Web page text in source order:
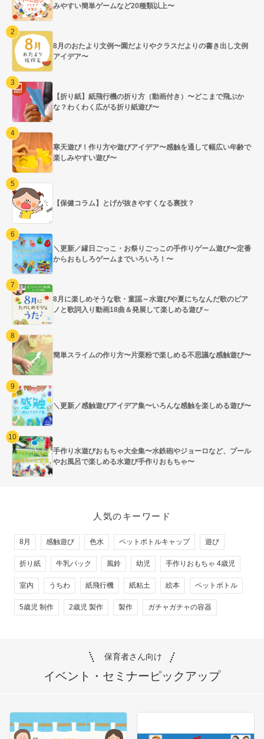
みやすい簡単ゲームなど20種類以上〜
8月のおたより文例〜園だよりやクラスだよりの書き出し文例
アイデア〜
【折り紙】紙飛行機の折り方（動画付き）〜どこまで飛ぶか
な？わくわく広がる折り紙遊び〜
寒天遊び！作り方や遊びアイデア〜感触を通して幅広い年齢で
楽しみやすい遊び〜
【保健コラム】とげが抜きやすくなる裏技？
＼更新／縁日ごっこ・お祭りごっこの手作りゲーム遊び〜定番
からおもしろゲームまでいろいろ！〜
8月に楽しめそうな歌・童謡～水遊びや夏にちなんだ歌のピア
ノと歌詞入り動画18曲＆発展して楽しめる遊び～
簡単スライムの作り方〜片栗粉で楽しめる不思議な感触遊び〜
＼更新／感触遊びアイデア集〜いろんな感触を楽しめる遊び〜
手作り水遊びおもちゃ大全集〜水鉄砲やジョーロなど、プール
やお風呂で楽しめる水遊び手作りおもちゃ〜
人気のキーワード
8月 感触遊び 色水 ペットボトルキャップ 遊び
折り紙 牛乳パック 風鈴 幼児 手作りおもちゃ 4歳児
室内 うちわ 紙飛行機 紙粘土 絵本 ペットボトル
5歳児 制作 2歳児 製作 製作 ガチャガチャの容器
保育者さん向け
イベント・セミナーピックアップ